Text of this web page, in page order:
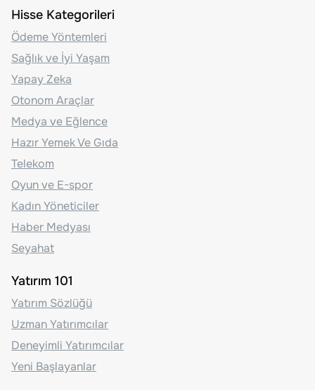
Hisse Kategorileri
Ödeme Yöntemleri
Sağlık ve İyi Yaşam
Yapay Zeka
Otonom Araçlar
Medya ve Eğlence
Hazır Yemek Ve Gıda
Telekom
Oyun ve E-spor
Kadın Yöneticiler
Haber Medyası
Seyahat
Yatırım 101
Yatırım Sözlüğü
Uzman Yatırımcılar
Deneyimli Yatırımcılar
Yeni Başlayanlar